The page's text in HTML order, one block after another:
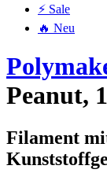
⚡ Sale
🔥 Neu
Peanut,
Filament